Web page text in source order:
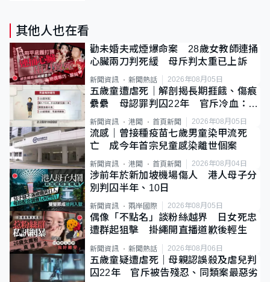
其他人也在看
勸未婚夫戒煙爆命案 28歲女教師連捅
心臟兩刀判死緩 母斥判太重已上訴
新聞資訊 新聞熱話 2026年08月05日
五歲童遭虐死｜解剖揭長期捱餓、傷痕
纍纍 母認罪判囚22年 官斥冷血：同
類案最惡劣
新聞資訊 港聞 首頁新聞 2026年08月05日
流感｜曾接種疫苗七歲男童染甲流死
亡 成今年首宗兒童感染離世個案
新聞資訊 港聞 首頁新聞 2026年08月04日
涉前年於新加坡機場傷人 港人母子分
別判囚半年、10日
新聞資訊 兩岸國際 2026年08月05日
偶像「不點名」談粉絲越界 日女死忠
遭群起狙擊 掛繩開直播道歉後輕生
新聞資訊 新聞熱話 2026年08月06日
五歲童疑遭虐死｜母親認誤殺及虐兒判
囚22年 官斥被告殘忍、同類案最惡劣